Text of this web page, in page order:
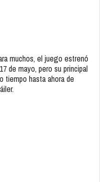
muchos, el juego estrenó
de mayo, pero su principal
tiempo hasta ahora de